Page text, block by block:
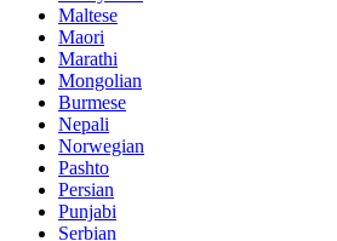
Maltese
Maori
Marathi
Mongolian
Burmese
Nepali
Norwegian
Pashto
Persian
Punjabi
Serbian